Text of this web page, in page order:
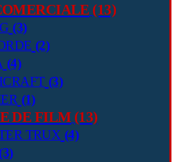
(13)
(3)
(2)
(4)
(3)
(1)
DE FILM (13)
TRUX (4)